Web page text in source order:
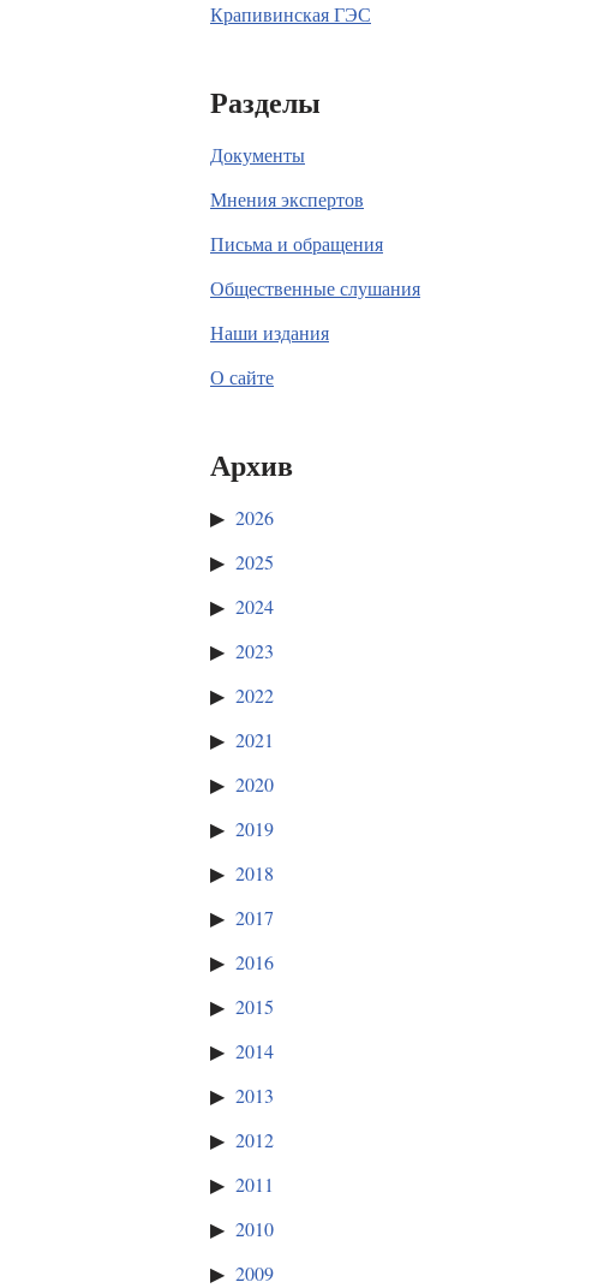
Крапивинская ГЭС
Разделы
Документы
Мнения экспертов
Письма и обращения
Общественные слушания
Наши издания
О сайте
Архив
2026
2025
2024
2023
2022
2021
2020
2019
2018
2017
2016
2015
2014
2013
2012
2011
2010
2009